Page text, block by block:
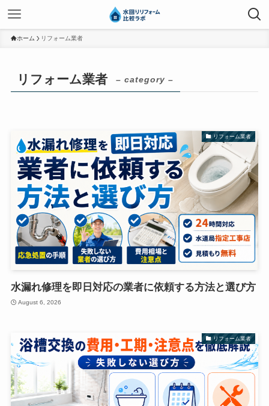
ホーム リフォーム業者
リフォーム業者 – category –
リフォーム業者
水漏れ修理を即日対応の業者に依頼する方法と選び方
August 6, 2026
リフォーム業者